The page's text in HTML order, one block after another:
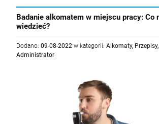
Badanie alkomatem w miejscu pracy: Co
wiedzieć?
Dodano: 09-08-2022 w kategorii: Alkomaty, Przepisy,
Administrator